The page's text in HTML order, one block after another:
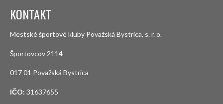
KONTAKT
Mestské športové kluby Považská Bystrica, s. r. o.
Športovcov 2114
017 01 Považská Bystrica
IČO: 31637655